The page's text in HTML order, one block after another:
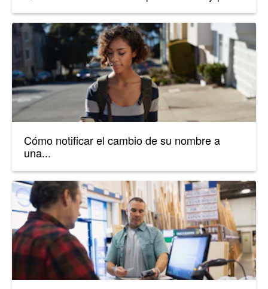
Cómo notificar el cambio de su nombre a
una...